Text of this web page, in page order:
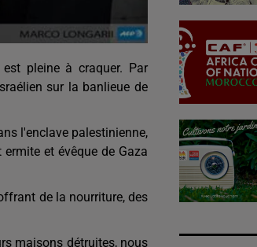
pleine à craquer. Par
sur la banlieue de
l'enclave palestinienne,
et évêque de Gaza
de la nourriture, des
maisons détruites, nous